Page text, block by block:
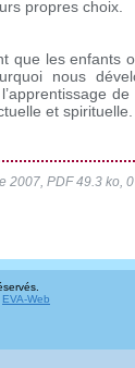
propres choix.
que les enfants
nous
et spirituelle.
2007, PDF 49.3 ko,
EVA-Web